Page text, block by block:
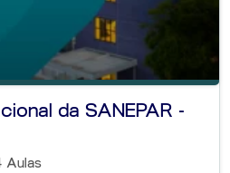
da SANEPAR -
Aulas